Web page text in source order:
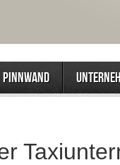
Pinnwand